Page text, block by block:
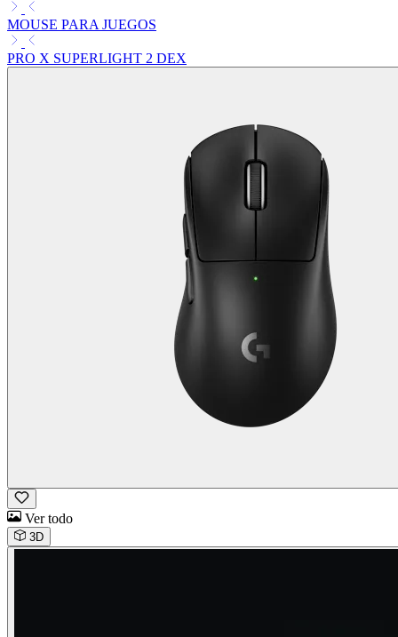
MOUSE PARA JUEGOS
PRO X SUPERLIGHT 2 DEX
Ver todo
3D